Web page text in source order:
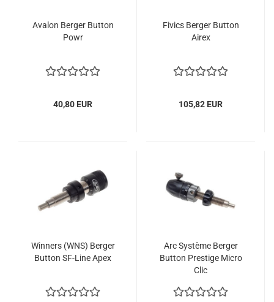
Avalon Berger Button
Powr
40,80 EUR
Fivics Berger Button
Airex
105,82 EUR
Winners (WNS) Berger
Button SF-Line Apex
Arc Système Berger
Button Prestige Micro
Clic